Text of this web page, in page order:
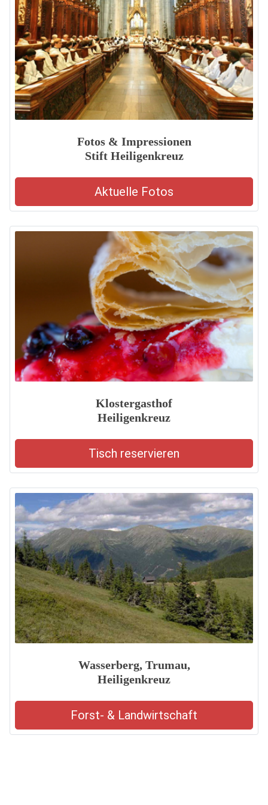
Fotos & Impressionen
Stift Heiligenkreuz
Aktuelle Fotos
Klostergasthof
Heiligenkreuz
Tisch reservieren
Wasserberg, Trumau,
Heiligenkreuz
Forst- & Landwirtschaft